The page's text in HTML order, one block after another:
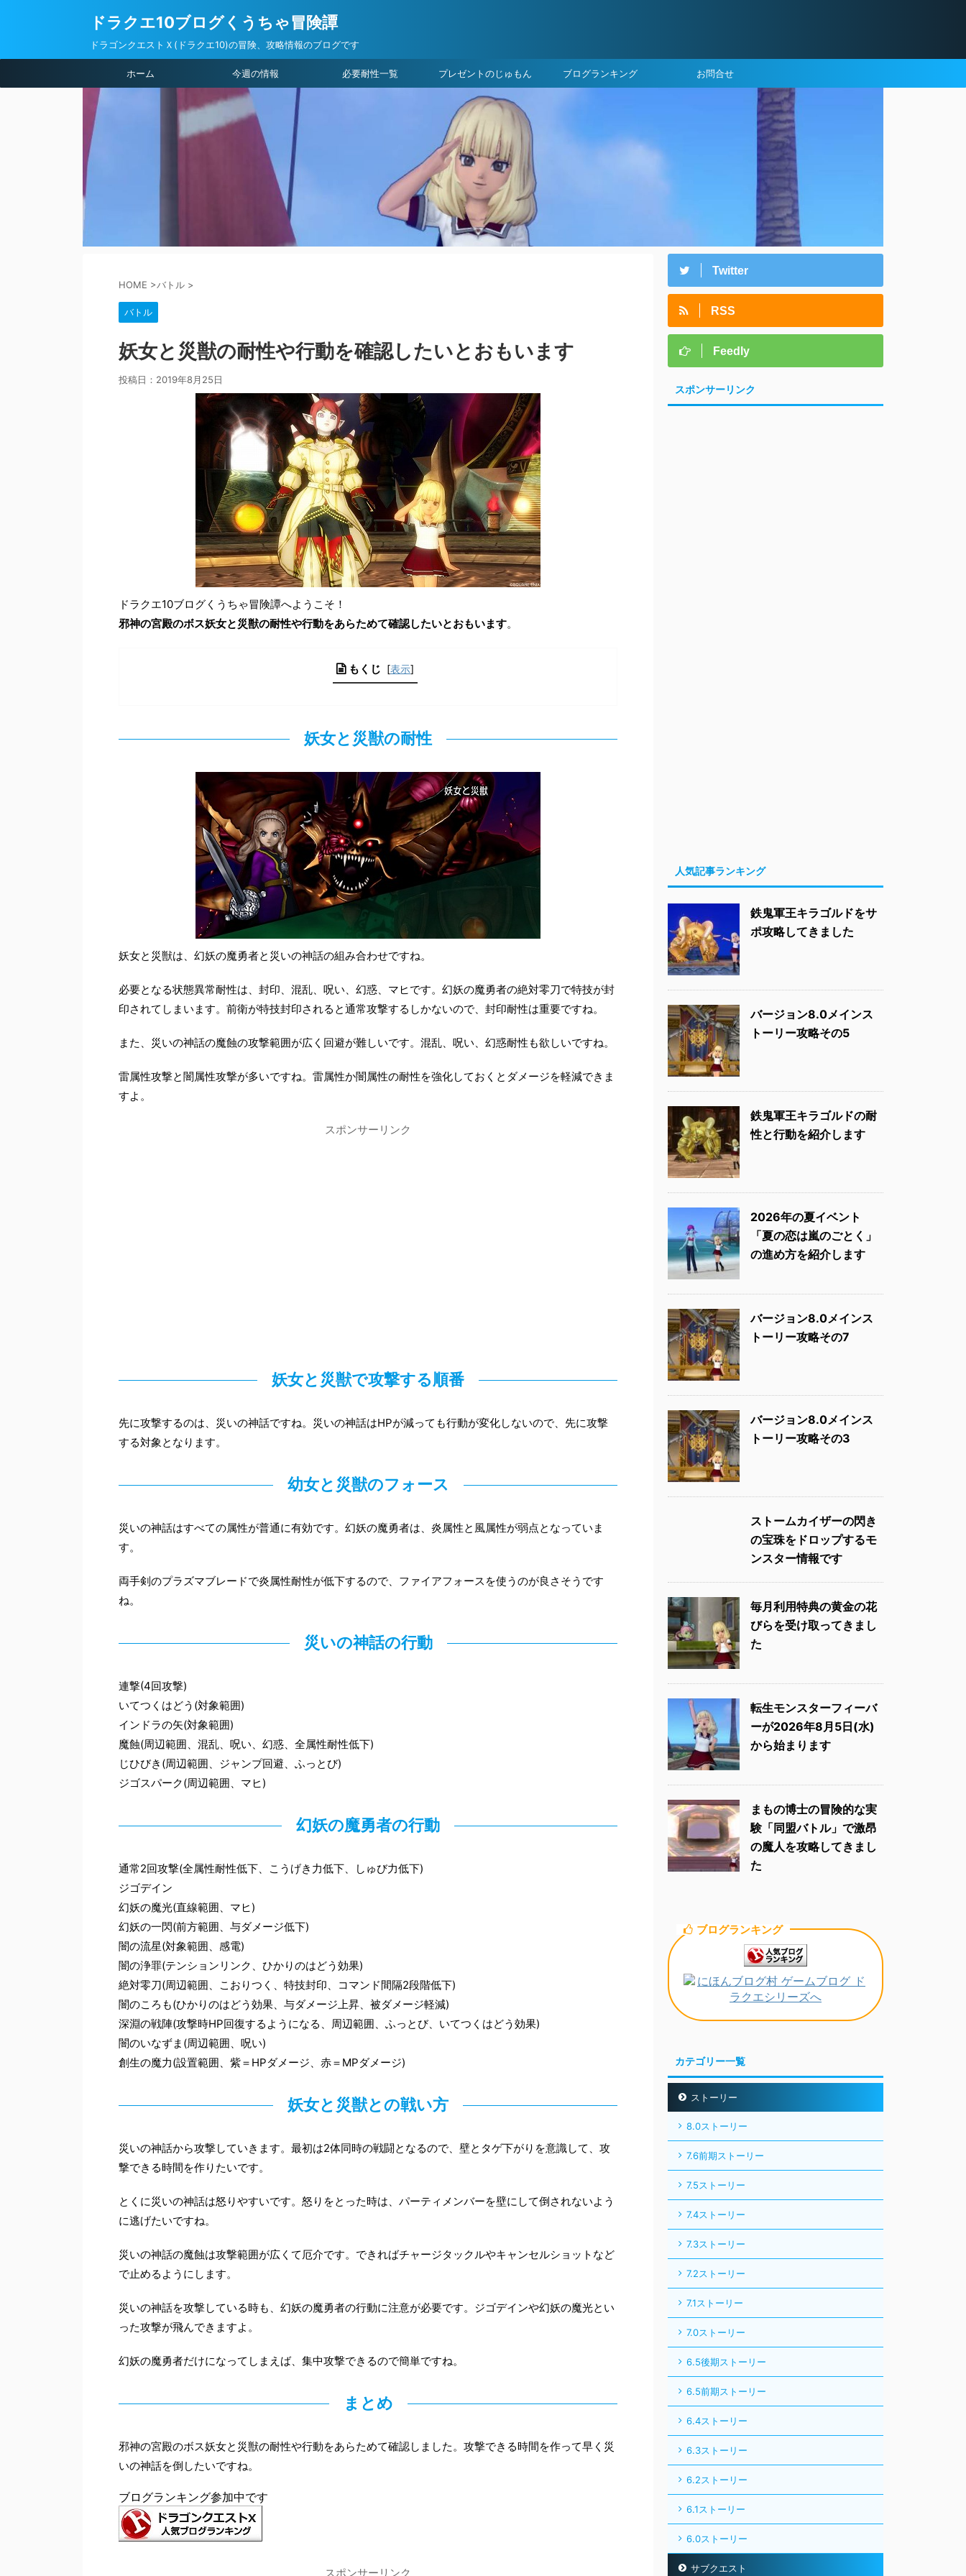
ドラクエ10ブログくうちゃ冒険譚
ドラゴンクエストＸ(ドラクエ10)の冒険、攻略情報のブログです
ホーム 今週の情報 必要耐性一覧 プレゼントのじゅもん ブログランキング お問合せ
HOME >バトル >
バトル
妖女と災獣の耐性や行動を確認したいとおもいます
投稿日： 2019年8月25日
ドラクエ10ブログくうちゃ冒険譚へようこそ！
邪神の宮殿のボス妖女と災獣の耐性や行動をあらためて確認したいとおもいます。
もくじ [表示]
妖女と災獣の耐性
妖女と災獣は、幻妖の魔勇者と災いの神話の組み合わせですね。
必要となる状態異常耐性は、封印、混乱、呪い、幻惑、マヒです。幻妖の魔勇者の絶対零刀で特技が封
印されてしまいます。前衛が特技封印されると通常攻撃するしかないので、封印耐性は重要ですね。
また、災いの神話の魔蝕の攻撃範囲が広く回避が難しいです。混乱、呪い、幻惑耐性も欲しいですね。
雷属性攻撃と闇属性攻撃が多いですね。雷属性か闇属性の耐性を強化しておくとダメージを軽減できま
すよ。
スポンサーリンク
妖女と災獣で攻撃する順番
先に攻撃するのは、災いの神話ですね。災いの神話はHPが減っても行動が変化しないので、先に攻撃
する対象となります。
幼女と災獣のフォース
災いの神話はすべての属性が普通に有効です。幻妖の魔勇者は、炎属性と風属性が弱点となっていま
す。
両手剣のプラズマブレードで炎属性耐性が低下するので、ファイアフォースを使うのが良さそうです
ね。
災いの神話の行動
連撃(4回攻撃)
いてつくはどう(対象範囲)
インドラの矢(対象範囲)
魔蝕(周辺範囲、混乱、呪い、幻惑、全属性耐性低下)
じひびき(周辺範囲、ジャンプ回避、ふっとび)
ジゴスパーク(周辺範囲、マヒ)
幻妖の魔勇者の行動
通常2回攻撃(全属性耐性低下、こうげき力低下、しゅび力低下)
ジゴデイン
幻妖の魔光(直線範囲、マヒ)
幻妖の一閃(前方範囲、与ダメージ低下)
闇の流星(対象範囲、感電)
闇の浄罪(テンションリンク、ひかりのはどう効果)
絶対零刀(周辺範囲、こおりつく、特技封印、コマンド間隔2段階低下)
闇のころも(ひかりのはどう効果、与ダメージ上昇、被ダメージ軽減)
深淵の戦陣(攻撃時HP回復するようになる、周辺範囲、ふっとび、いてつくはどう効果)
闇のいなずま(周辺範囲、呪い)
創生の魔力(設置範囲、紫＝HPダメージ、赤＝MPダメージ)
妖女と災獣との戦い方
災いの神話から攻撃していきます。最初は2体同時の戦闘となるので、壁とタゲ下がりを意識して、攻
撃できる時間を作りたいです。
とくに災いの神話は怒りやすいです。怒りをとった時は、パーティメンバーを壁にして倒されないよう
に逃げたいですね。
災いの神話の魔蝕は攻撃範囲が広くて厄介です。できればチャージタックルやキャンセルショットなど
で止めるようにします。
災いの神話を攻撃している時も、幻妖の魔勇者の行動に注意が必要です。ジゴデインや幻妖の魔光とい
った攻撃が飛んできますよ。
幻妖の魔勇者だけになってしまえば、集中攻撃できるので簡単ですね。
まとめ
邪神の宮殿のボス妖女と災獣の耐性や行動をあらためて確認しました。攻撃できる時間を作って早く災
いの神話を倒したいですね。
ブログランキング参加中です
スポンサーリンク
Twitter
RSS
Feedly
スポンサーリンク
人気記事ランキング
鉄鬼軍王キラゴルドをサ
ポ攻略してきました
バージョン8.0メインス
トーリー攻略その5
鉄鬼軍王キラゴルドの耐
性と行動を紹介します
2026年の夏イベント
「夏の恋は嵐のごとく」
の進め方を紹介します
バージョン8.0メインス
トーリー攻略その7
バージョン8.0メインス
トーリー攻略その3
ストームカイザーの閃き
の宝珠をドロップするモ
ンスター情報です
毎月利用特典の黄金の花
びらを受け取ってきまし
た
転生モンスターフィーバ
ーが2026年8月5日(水)
から始まります
まもの博士の冒険的な実
験「同盟バトル」で激昂
の魔人を攻略してきまし
た
ブログランキング
カテゴリー一覧
ストーリー
8.0ストーリー
7.6前期ストーリー
7.5ストーリー
7.4ストーリー
7.3ストーリー
7.2ストーリー
7.1ストーリー
7.0ストーリー
6.5後期ストーリー
6.5前期ストーリー
6.4ストーリー
6.3ストーリー
6.2ストーリー
6.1ストーリー
6.0ストーリー
サブクエスト